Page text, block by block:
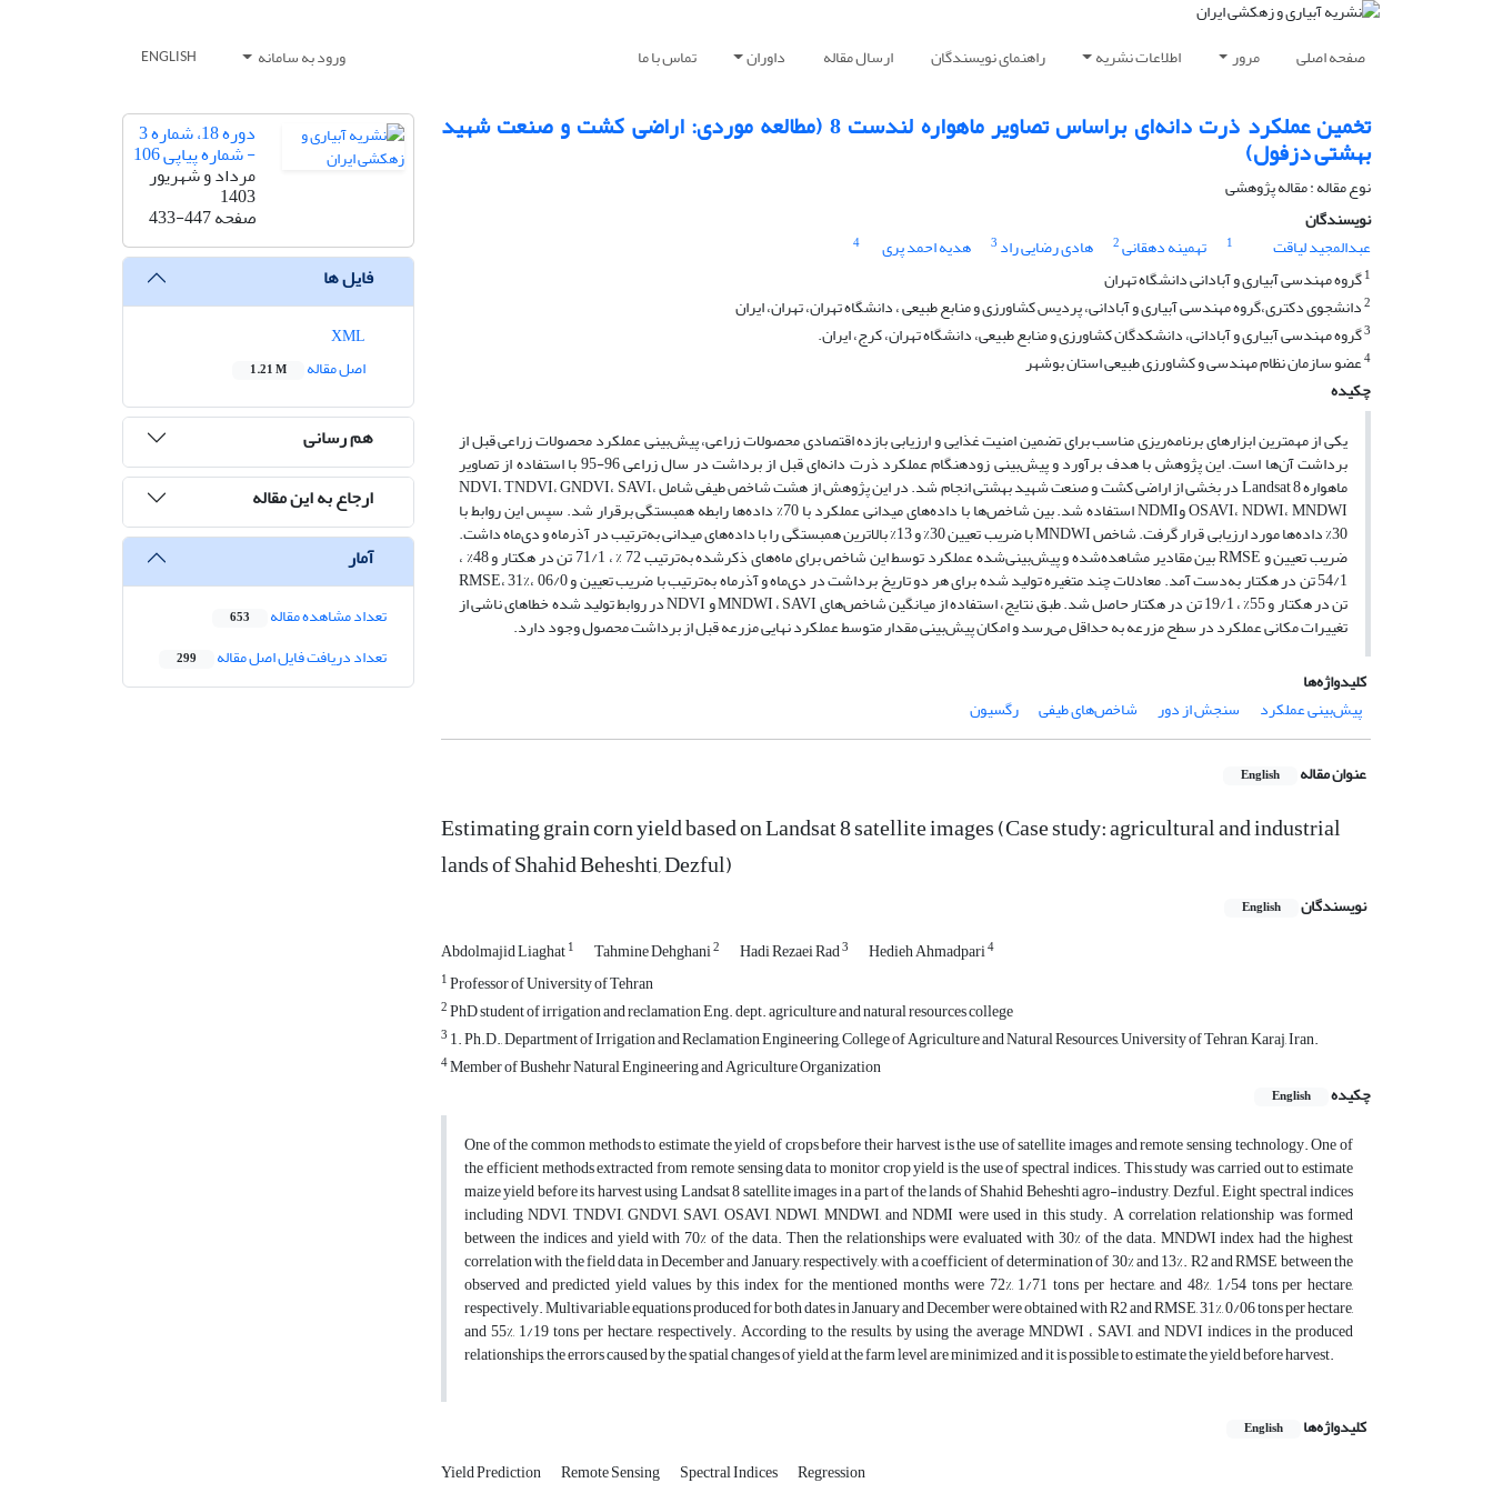
صفحه اصلی مرور اطلاعات نشریه راهنمای نویسندگان ارسال مقاله داوران تماس با ما ورود به سامانه ENGLISH
تخمین عملکرد ذرت دانه‌ای براساس تصاویر ماهواره‌ لندست 8 (مطالعه موردی: اراضی کشت و صنعت شهید
بهشتی دزفول)
نوع مقاله : مقاله پژوهشی
نویسندگان
عبدالمجید لیاقت
1 تهمینه دهقانی2 هادی رضایی راد 3 هدیه احمد پری
4
1گروه مهندسی آبیاری و آبادانی دانشگاه تهران
2دانشجوی دکتری،گروه مهندسی آبیاری و آبادانی، پردیس کشاورزی و منابع طبیعی ، دانشگاه تهران، تهران، ایران
3گروه مهندسی آبیاری و آبادانی، دانشکدگان کشاورزی و منابع طبیعی، دانشگاه تهران، کرج، ایران.
4عضو سازمان نظام مهندسی و کشاورزی طبیعی استان بوشهر
چکیده
یکی از مهمترین ابزارهای برنامه‌ریزی مناسب برای تضمین امنیت غذایی و ارزیابی بازده اقتصادی محصولات زراعی، پیش‌بینی عملکرد محصولات زراعی قبل از
برداشت آن‌ها است. این پژوهش با هدف برآورد و پیش‌بینی زود‌هنگام عملکرد ذرت دانه‌ای قبل از برداشت در سال زراعی 96-95 با استفاده از تصاویر
ماهواره Landsat 8 در بخشی از اراضی کشت و صنعت شهید بهشتی انجام شد. در این پژوهش از هشت شاخص‌ طیفی شامل NDVI، TNDVI، GNDVI، SAVI،
OSAVI، NDWI، MNDWI وNDMI استفاده شد. بین شاخص‌ها با داده‌های میدانی عملکرد با 70% داده‌ها رابطه همبستگی برقرار شد. سپس این روابط با
30% داده‌ها مورد ارزیابی قرار گرفت. شاخص MNDWI با ضریب تعیین 30% و 13% بالاترین همبستگی را با داده‌های میدانی به‌ترتیب در آذرماه و دی‌ماه داشت.
ضریب تعیین و RMSE بین مقادیر مشاهده‌شده و پیش‌بینی‌شده عملکرد توسط این شاخص برای ماه‌های ذکرشده به‌ترتیب 72 % ، 71/1 تن در هکتار و 48% ،
54/1 تن در هکتار به‌دست آمد. معادلات چند متغیره تولید شده برای هر دو تاریخ برداشت در دی‌ماه و آذرماه به‌ترتیب با ضریب تعیین و RMSE، 31%، 06/0
تن در هکتار و 55% ، 19/1 تن در هکتار حاصل شد. طبق نتایج، استفاده از میانگین شاخص‌های MNDWI ، SAVI و NDVI در روابط تولید شده خطاهای ناشی از
تغییرات مکانی عملکرد در سطح مزرعه به حداقل می‌رسد و امکان پیش‌بینی مقدار متوسط عملکرد نهایی مزرعه قبل از برداشت محصول وجود دارد.
کلیدواژه‌ها
پیش‌بینی عملکرد
سنجش از دور شاخص‌های طیفی رگسیون
عنوان مقاله English
Estimating grain corn yield based on Landsat 8 satellite images (Case study: agricultural and industrial
lands of Shahid Beheshti, Dezful)
نویسندگان English
Abdolmajid Liaghat1 Tahmine Dehghani2 Hadi Rezaei Rad3 Hedieh Ahmadpari4
1Professor of University of Tehran
2PhD student of irrigation and reclamation Eng. dept. agriculture and natural resources college
3 1. Ph.D., Department of Irrigation and Reclamation Engineering, College of Agriculture and Natural Resources, University of Tehran, Karaj, Iran.
4Member of Bushehr Natural Engineering and Agriculture Organization
چکیده
English
One of the common methods to estimate the yield of crops before their harvest is the use of satellite images and remote sensing technology. One of
the efficient methods extracted from remote sensing data to monitor crop yield is the use of spectral indices. This study was carried out to estimate
maize yield before its harvest using Landsat 8 satellite images in a part of the lands of Shahid Beheshti agro-industry, Dezful. Eight spectral indices
including NDVI, TNDVI, GNDVI, SAVI, OSAVI, NDWI, MNDWI, and NDMI were used in this study. A correlation relationship was formed
between the indices and yield with 70% of the data. Then the relationships were evaluated with 30% of the data. MNDWI index had the highest
correlation with the field data in December and January, respectively, with a coefficient of determination of 30% and 13%. R2 and RMSE between the
observed and predicted yield values by this index for the mentioned months were 72%, 1/71 tons per hectare, and 48%, 1/54 tons per hectare,
respectively. Multivariable equations produced for both dates in January and December were obtained with R2 and RMSE, 31%, 0/06 tons per hectare,
and 55%, 1/19 tons per hectare, respectively. According to the results, by using the average MNDWI ، SAVI, and NDVI indices in the produced
relationships, the errors caused by the spatial changes of yield at the farm level are minimized, and it is possible to estimate the yield before harvest.
کلیدواژه‌ها English
Yield Prediction Remote Sensing Spectral Indices Regression
دوره 18، شماره 3
- شماره پیاپی 106
مرداد و شهریور
1403
صفحه433-447
فایل ها
اصل مقاله
1.21 M
هم رسانی
ارجاع به این مقاله
آمار
تعداد مشاهده مقاله 653
تعداد دریافت فایل اصل مقاله 299